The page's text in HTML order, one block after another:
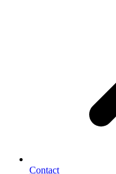
Contact